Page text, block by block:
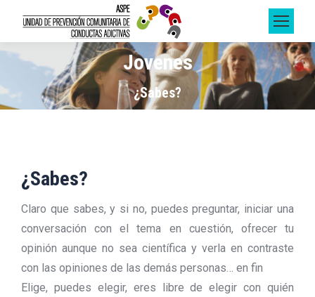
Jovenes
¿Sabes?
Estás aquí:
¿Sabes?
Claro que sabes, y si no, puedes preguntar, iniciar una
conversación con el tema en cuestión, ofrecer tu
opinión aunque no sea científica y verla en contraste
con las opiniones de las demás personas… en fin
Elige, puedes elegir, eres libre de elegir con quién